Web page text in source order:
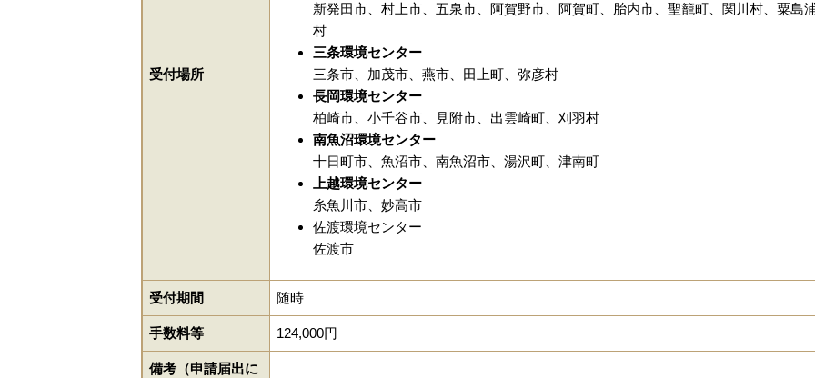
受付場所
新発田市、村上市、五泉市、阿賀野市、阿賀町、胎内市、聖籠町、関川村、粟島
村
三条環境センター
三条市、加茂市、燕市、田上町、弥彦村
長岡環境センター
柏崎市、小千谷市、見附市、出雲崎町、刈羽村
南魚沼環境センター
十日町市、魚沼市、南魚沼市、湯沢町、津南町
上越環境センター
糸魚川市、妙高市
佐渡環境センター
佐渡市
受付期間 随時
手数料等 124,000円
備考（申請届出に